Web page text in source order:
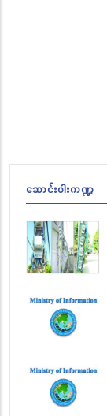
ဆောင်းပါးကဏ္ဍ